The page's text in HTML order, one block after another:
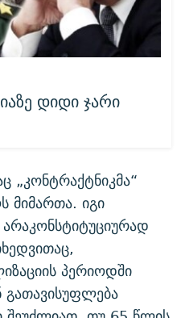
დიდი ჯარი
„კონტრაქტნიკმა“
მიმართა. იგი
პერიოდში
გათავისუფლება